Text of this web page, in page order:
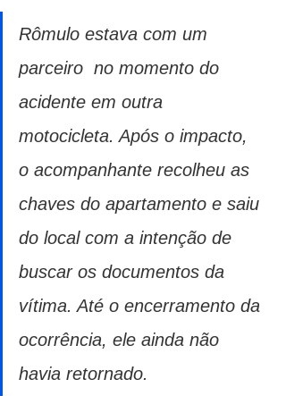
Rômulo estava com um
parceiro  no momento do
acidente em outra
motocicleta. Após o impacto,
o acompanhante recolheu as
chaves do apartamento e saiu
do local com a intenção de
buscar os documentos da
vítima. Até o encerramento da
ocorrência, ele ainda não
havia retornado.